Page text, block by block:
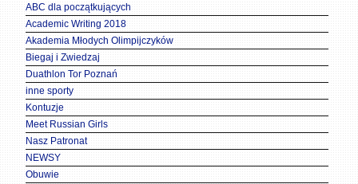
ABC dla początkujących
Academic Writing 2018
Akademia Młodych Olimpijczyków
Biegaj i Zwiedzaj
Duathlon Tor Poznań
inne sporty
Kontuzje
Meet Russian Girls
Nasz Patronat
NEWSY
Obuwie